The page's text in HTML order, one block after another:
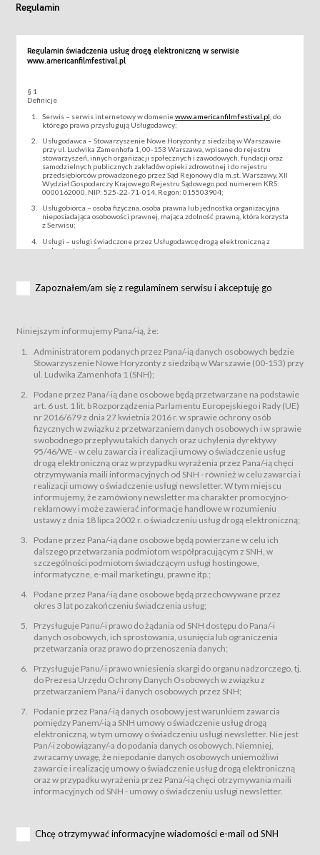
Regulamin
Regulamin świadczenia usług drogą elektroniczną w serwisie
www.americanfilmfestival.pl
§ 1
Definicje
Serwis – serwis internetowy w domeniewww.americanfilmfestival.pl , do
którego prawa przysługują Usługodawcy;
Usługodawca – Stowarzyszenie Nowe Horyzonty z siedzibą w Warszawie
przy ul. Ludwika Zamenhofa 1, 00-153 Warszawa, wpisane do rejestru
stowarzyszeń, innych organizacji społecznych i zawodowych, fundacji oraz
samodzielnych publicznych zakładów opieki zdrowotnej i do rejestru
przedsiębiorców prowadzonego przez Sąd Rejonowy dla m.st. Warszawy, XII
Wydział Gospodarczy Krajowego Rejestru Sądowego pod numerem KRS:
0000162000, NIP: 525-22-71-014, Regon: 015503904;
Usługobiorca – osoba fizyczna, osoba prawna lub jednostka organizacyjna
nieposiadająca osobowości prawnej, mająca zdolność prawną, która korzysta
z Serwisu;
Usługi – usługi świadczone przez Usługodawcę drogą elektroniczną z
wykorzystaniem Serwisu;
za pośrednictwem Serwisu;
podmiotom z branży mediów i filmowej (Akredytacje);
Bilety – wybrane dokumenty potwierdzające zawarcie umowy z
Usługodawcą i uprawniające do wzięcia udziału w Wydarzeniu,
przewidziane przez Usługodawcę dla danego Wydarzenia, tj. uprawniające
do uczestnictwa w wielu albo w pojedynczych seansach filmowych,
Sklep – sklep internetowy prowadzony przez Usługodawcę w Serwisie;
Regulamin – niniejszy regulamin.
§ 2
Postanowienia ogólne
Regulamin określa zasady:
świadczenia Usługobiorcom Usług przez Usługodawcę, z
zastrzeżeniem usług, o których mowa w ust. 2 pkt. 4 i 5 poniżej, których
zasady świadczenia precyzują odrębne regulaminy,
przetwarzania przez Usługodawcę danych osobowych Usługobiorców
będących osobami fizycznymi.
świadczy Usługi drogą elektroniczną w rozumieniu ustawy z dnia 18 lipca
2002 r. o świadczeniu usług drogą elektroniczną (Dz.U. z 2002 r., Nr 144, poz.
1204, z późń. zm.). Usługi świadczone są nieodpłatnie.
usługę przeglądania i odczytywania przez Usługobiorców materiałów
zamieszczanych w Serwisie,
usługę utrzymywania konta użytkownika w Serwisie,
usługę newsletter,
usługę zawierania na odległość umów nabycia Karnetów i Biletów,
usługę zawierania na odległość umów sprzedaży w Sklepie.
dnia 18 lipca 2002 r. o świadczeniu usług drogą elektroniczną (Dz.U. z 2002
r., Nr 144, poz. 1204, z późń. zm.). Usługi świadczone są nieodpłatnie.
Na zasadach określonych w Regulaminie dostęp do Serwisu jest otwarty dla
Usługobiorca przed rozpoczęciem korzystania z Serwisu jest zobowiązany
zapoznać się z Regulaminem. Założenie konta w Serwisie oraz zamówienie
usługi newsletter za pośrednictwem przeznaczonego do tego formularza
zamieszczonego na stronach Serwisu dostępnych dla wszystkich
Usługobiorców wymaga akceptacji postanowień Regulaminu.
Usługobiorca zobowiązany jest do przestrzegania postanowień Regulaminu
od chwili rozpoczęcia korzystania z Serwisu.
Regulamin jest udostępniony Usługobiorcom nieodpłatnie za
Warunki techniczne korzystania z Usług
Zapoznałem/am się z regulaminem serwisu i akceptuję go
Niniejszym informujemy Pana/-ią, że:
Administratorem podanych przez Pana/-ią danych osobowych będzie
Stowarzyszenie Nowe Horyzonty z siedzibą w Warszawie (00-153) przy
ul. Ludwika Zamenhofa 1 (SNH);
Podane przez Pana/-ią dane osobowe będą przetwarzane na podstawie
art. 6 ust. 1 lit. b Rozporządzenia Parlamentu Europejskiego i Rady (UE)
nr 2016/679 z dnia 27 kwietnia 2016 r. w sprawie ochrony osób
fizycznych w związku z przetwarzaniem danych osobowych i w sprawie
swobodnego przepływu takich danych oraz uchylenia dyrektywy
95/46/WE - w celu zawarcia i realizacji umowy o świadczenie usług
drogą elektroniczną oraz w przypadku wyrażenia przez Pana/-ią chęci
otrzymywania maili informacyjnych od SNH - również w celu zawarcia i
realizacji umowy o świadczenie usługi newsletter. W tym miejscu
informujemy, że zamówiony newsletter ma charakter promocyjno-
reklamowy i może zawierać informacje handlowe w rozumieniu
ustawy z dnia 18 lipca 2002 r. o świadczeniu usług drogą elektroniczną;
Podane przez Pana/-ią dane osobowe będą powierzane w celu ich
dalszego przetwarzania podmiotom współpracującym z SNH, w
szczególności podmiotom świadczącym usługi hostingowe,
informatyczne, e-mail marketingu, prawne itp.;
Podane przez Pana/-ią dane osobowe będą przechowywane przez
okres 3 lat po zakończeniu świadczenia usług;
Przysługuje Panu/-i prawo do żądania od SNH dostępu do Pana/-i
danych osobowych, ich sprostowania, usunięcia lub ograniczenia
przetwarzania oraz prawo do przenoszenia danych;
Przysługuje Panu/-i prawo wniesienia skargi do organu nadzorczego, tj.
do Prezesa Urzędu Ochrony Danych Osobowych w związku z
przetwarzaniem Pana/-i danych osobowych przez SNH;
Podanie przez Pana/-ią danych osobowy jest warunkiem zawarcia
pomiędzy Panem/-ią a SNH umowy o świadczenie usług drogą
elektroniczną, w tym umowy o świadczeniu usługi newsletter. Nie jest
Pan/-i zobowiązany/-a do podania danych osobowych. Niemniej,
zwracamy uwagę, że niepodanie danych osobowych uniemożliwi
zawarcie i realizację umowy o świadczenie usług drogą elektroniczną
oraz w przypadku wyrażenia przez Pana/-ią chęci otrzymywania maili
informacyjnych od SNH - umowy o świadczeniu usługi newsletter.
Chcę otrzymywać informacyjne wiadomości e-mail od SNH